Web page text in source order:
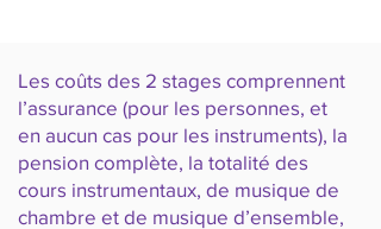
Les coûts des 2 stages comprennent
l’assurance (pour les personnes, et
en aucun cas pour les instruments), la
pension complète, la totalité des
cours instrumentaux, de musique de
chambre et de musique d’ensemble,